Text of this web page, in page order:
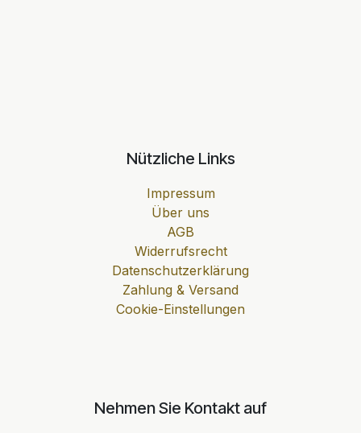
Nützliche Links
Impressum
Über uns
AGB
Widerrufsrecht
Datenschutzerklärung
Zahlung & Versand
Cookie-Einstellungen
Nehmen Sie Kontakt auf